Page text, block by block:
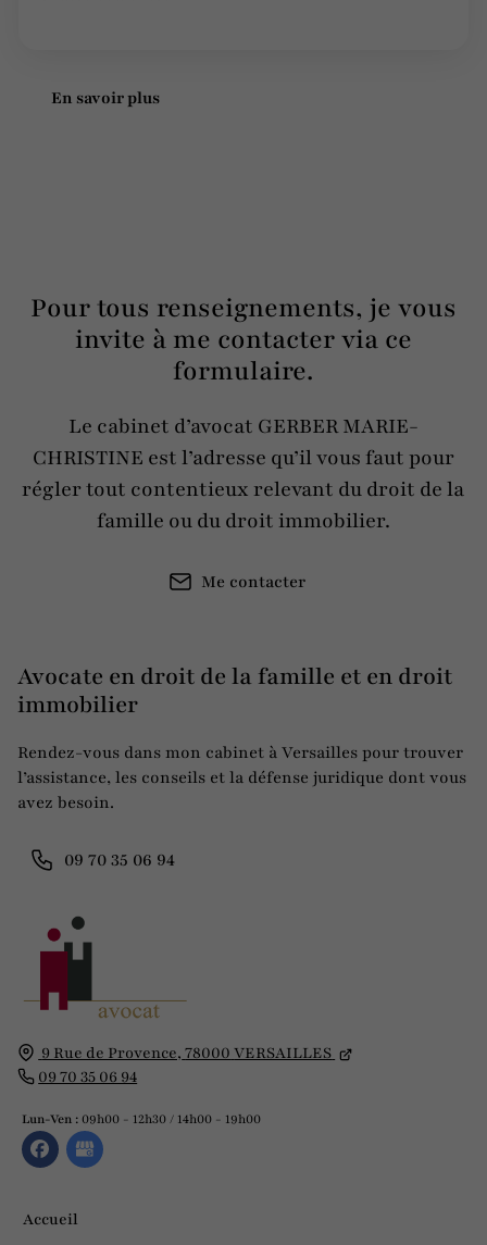
En savoir plus
Pour tous renseignements, je vous
invite à me contacter via ce
formulaire.
Le cabinet d’avocat GERBER MARIE-
CHRISTINE est l’adresse qu’il vous faut pour
régler tout contentieux relevant du droit de la
famille ou du droit immobilier.
Me contacter
9 Rue de Provence, 78000 VERSAILLES
09 70 35 06 94
Lun-Ven : 09h00 - 12h30 / 14h00 - 19h00
Accueil
Avocate en droit de la famille et en droit
immobilier
Rendez-vous dans mon cabinet à Versailles pour trouver
l’assistance, les conseils et la défense juridique dont vous
avez besoin.
09 70 35 06 94